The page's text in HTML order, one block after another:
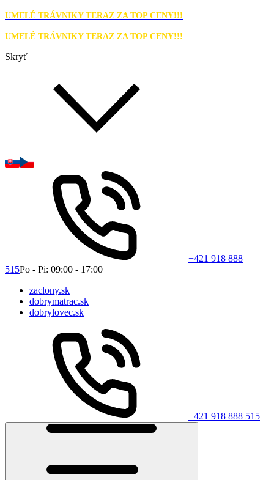
UMELÉ TRÁVNIKY TERAZ ZA TOP CENY!!!
UMELÉ TRÁVNIKY TERAZ ZA TOP CENY!!!
Skryť
+421 918 888
515Po - Pi: 09:00 - 17:00
zaclony.sk
dobrymatrac.sk
dobrylovec.sk
+421 918 888 515